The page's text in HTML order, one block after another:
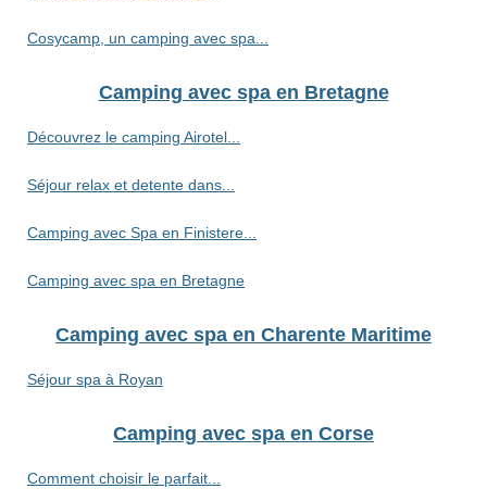
Cosycamp, un camping avec spa...
Camping avec spa en Bretagne
Découvrez le camping Airotel...
Séjour relax et detente dans...
Camping avec Spa en Finistere...
Camping avec spa en Bretagne
Camping avec spa en Charente Maritime
Séjour spa à Royan
Camping avec spa en Corse
Comment choisir le parfait...